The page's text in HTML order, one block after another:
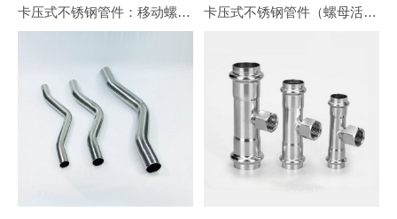
卡压式不锈钢管件：移动螺母90°转换弯头 卡压式不锈钢管件（螺母活直接头）移动螺母转换接